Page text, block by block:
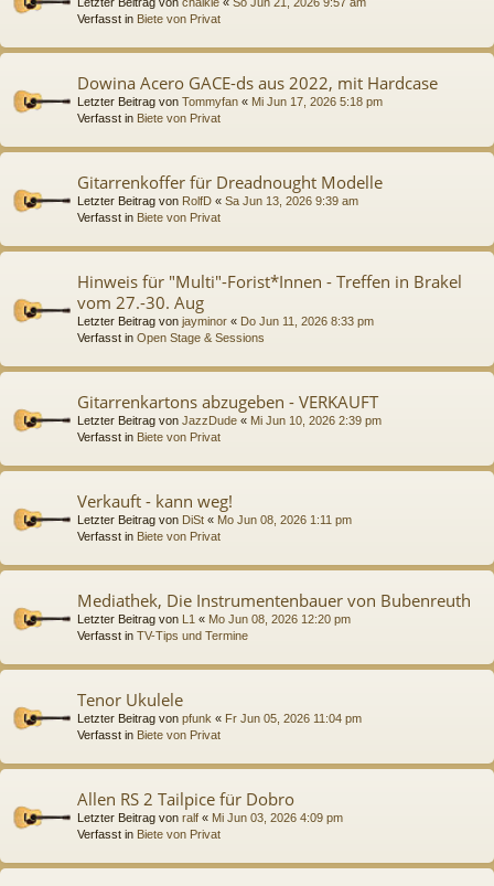
Verfasst in Biete von Privat
Dowina Acero GACE-ds aus 2022, mit Hardcase
Letzter Beitrag von Tommyfan « Mi Jun 17, 2026 5:18 pm
Verfasst in Biete von Privat
Gitarrenkoffer für Dreadnought Modelle
Letzter Beitrag von RolfD « Sa Jun 13, 2026 9:39 am
Verfasst in Biete von Privat
Hinweis für "Multi"-Forist*Innen - Treffen in Brakel
vom 27.-30. Aug
Letzter Beitrag von jayminor « Do Jun 11, 2026 8:33 pm
Verfasst in Open Stage & Sessions
Gitarrenkartons abzugeben - VERKAUFT
Letzter Beitrag von JazzDude « Mi Jun 10, 2026 2:39 pm
Verfasst in Biete von Privat
Verkauft - kann weg!
Letzter Beitrag von DiSt « Mo Jun 08, 2026 1:11 pm
Verfasst in Biete von Privat
Mediathek, Die Instrumentenbauer von Bubenreuth
Letzter Beitrag von L1 « Mo Jun 08, 2026 12:20 pm
Verfasst in TV-Tips und Termine
Tenor Ukulele
Letzter Beitrag von pfunk « Fr Jun 05, 2026 11:04 pm
Verfasst in Biete von Privat
Allen RS 2 Tailpice für Dobro
Letzter Beitrag von ralf « Mi Jun 03, 2026 4:09 pm
Verfasst in Biete von Privat